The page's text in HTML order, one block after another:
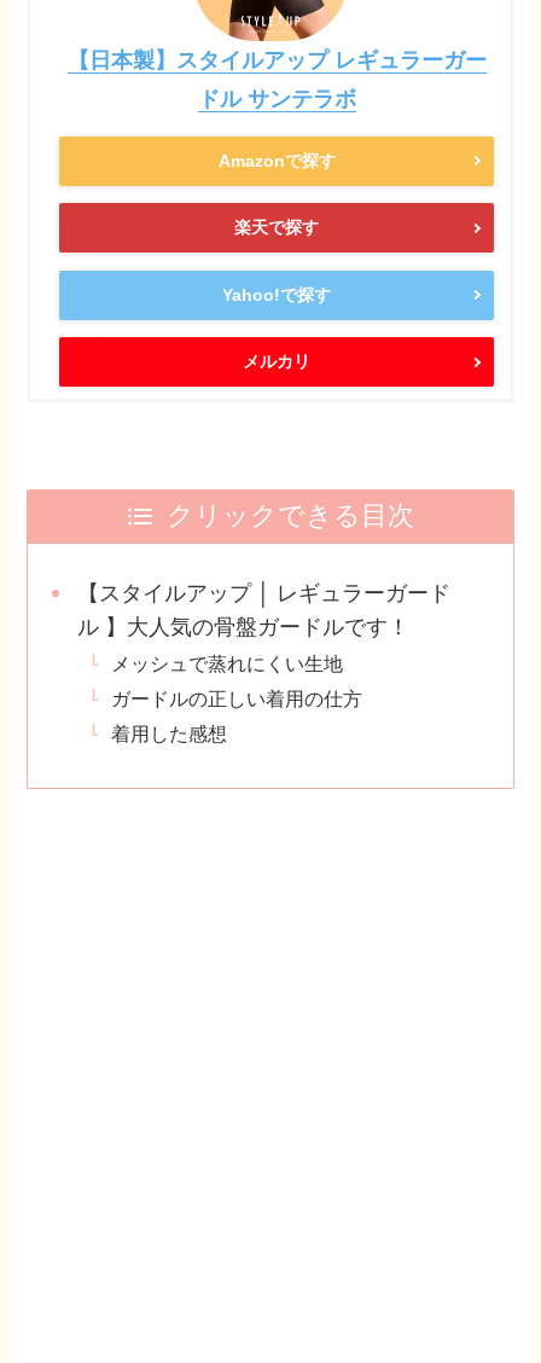
【日本製】スタイルアップ レギュラーガー
ドル サンテラボ
Amazonで探す
楽天で探す
Yahoo!で探す
メルカリ
クリックできる目次
【スタイルアップ │ レギュラーガード
ル 】大人気の骨盤ガードルです！
メッシュで蒸れにくい生地
ガードルの正しい着用の仕方
着用した感想